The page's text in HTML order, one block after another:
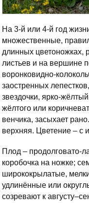
На 3-й или 4-й год
множественные,
длинных цветоножках,
листьев и на вершине
воронковидно-
заостренных
звездочки, ярко-
жёлтого или
венчика, засыхает
верхняя. Цветение – с
Плод – продолговато-
коробочка на ножке;
ширококрылатые,
удлинённые или
созревают к